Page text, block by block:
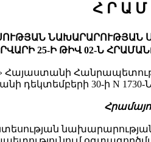
Հ Ր Ա Մ
ՆԱԽԱՐԱՐՈՒԹՅԱՆ
25-Ի ԹԻՎ 02-Ն
30-ի N 1730-